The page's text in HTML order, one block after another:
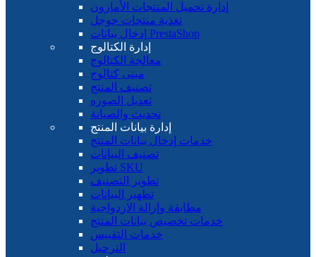
إدارة تحميل المنتجات الأمازون
تغذية منتجات جوجل
إدخال بيانات PrestaShop
إدارة الكتالوج
معالجة الكتالوج
مبنى كتالوج
تصنيف المنتج
تعديل الصوره
تحديث والصيانة
إدارة بيانات المنتج
خدمات إدخال بيانات المنتج
تصنيف البيانات
تطوير SKU
تطوير التصنيف
تطهير البيانات
مطابقة وإزالة الازدواجية
خدمات تخصيص بيانات المنتج
خدمات التقييس
الترحيل